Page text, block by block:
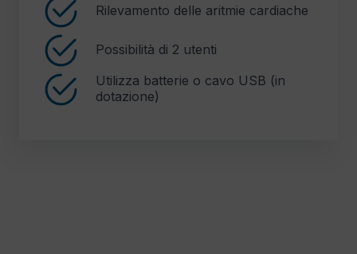
Rilevamento delle aritmie cardiache
Possibilità di 2 utenti
Utilizza batterie o cavo USB (in
dotazione)